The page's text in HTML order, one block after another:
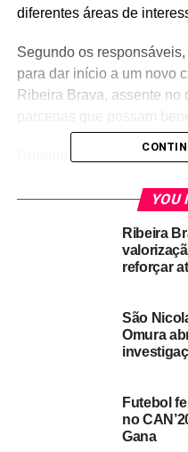
diferentes áreas de
Segundo os
para dar início a um novo
Ribeira Brava, assente no
Durante o encontro
que se pretende evolutivo
Portugal e Cabo Verde”
de Monte Gordo
para preservação
YOU
Ribeira
reforçar
São
Omura
Futebol
no
Gana